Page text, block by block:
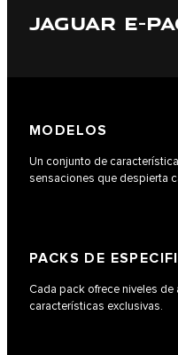
JAGUAR E-
MODELOS
Un conjunto de
sensaciones que despierta
PACKS DE
Cada pack ofrece niveles
características exclusivas.